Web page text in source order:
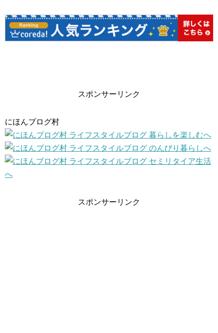
スポンサーリンク
にほんブログ村
スポンサーリンク